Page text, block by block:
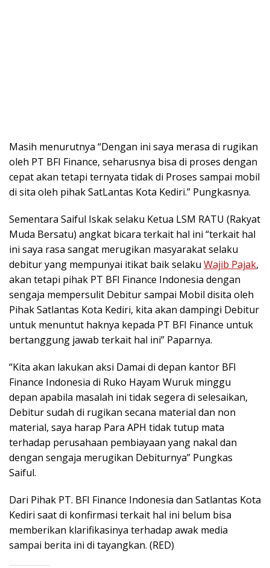
Masih menurutnya “Dengan ini saya merasa di rugikan
oleh PT BFI Finance, seharusnya bisa di proses dengan
cepat akan tetapi ternyata tidak di Proses sampai mobil
di sita oleh pihak SatLantas Kota Kediri.” Pungkasnya.
Sementara Saiful Iskak selaku Ketua LSM RATU (Rakyat
Muda Bersatu) angkat bicara terkait hal ini “terkait hal
ini saya rasa sangat merugikan masyarakat selaku
debitur yang mempunyai itikat baik selaku Wajib Pajak,
akan tetapi pihak PT BFI Finance Indonesia dengan
sengaja mempersulit Debitur sampai Mobil disita oleh
Pihak Satlantas Kota Kediri, kita akan dampingi Debitur
untuk menuntut haknya kepada PT BFI Finance untuk
bertanggung jawab terkait hal ini” Paparnya.
“Kita akan lakukan aksi Damai di depan kantor BFI
Finance Indonesia di Ruko Hayam Wuruk minggu
depan apabila masalah ini tidak segera di selesaikan,
Debitur sudah di rugikan secana material dan non
material, saya harap Para APH tidak tutup mata
terhadap perusahaan pembiayaan yang nakal dan
dengan sengaja merugikan Debiturnya” Pungkas
Saiful.
Dari Pihak PT. BFI Finance Indonesia dan Satlantas Kota
Kediri saat di konfirmasi terkait hal ini belum bisa
memberikan klarifikasinya terhadap awak media
sampai berita ini di tayangkan. (RED)